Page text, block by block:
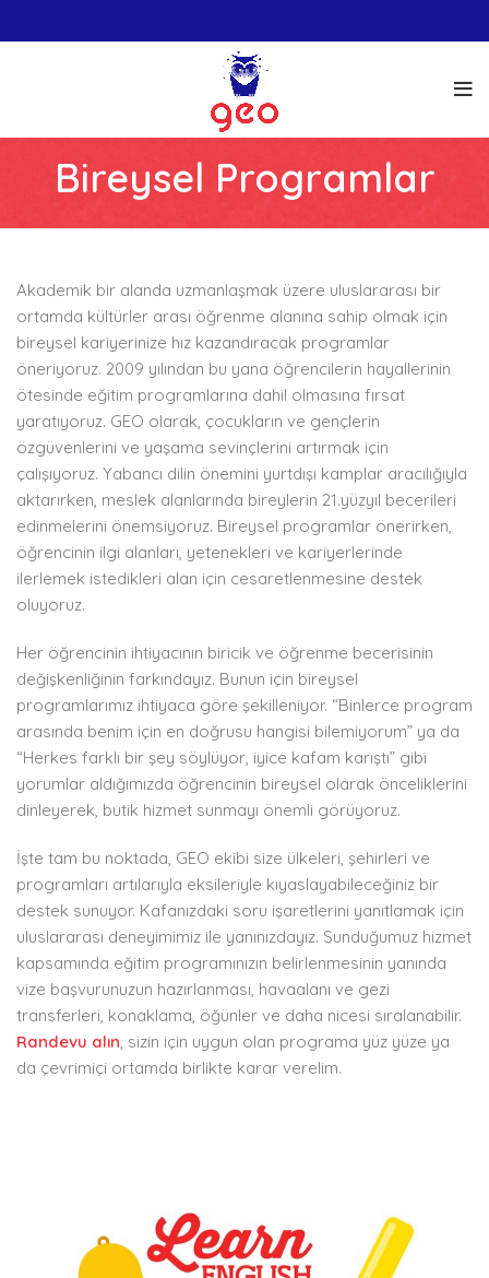
Bireysel Programlar
Akademik bir alanda uzmanlaşmak üzere uluslararası bir
ortamda kültürler arası öğrenme alanına sahip olmak için
bireysel kariyerinize hız kazandıracak programlar
öneriyoruz. 2009 yılından bu yana öğrencilerin hayallerinin
ötesinde eğitim programlarına dahil olmasına fırsat
yaratıyoruz. GEO olarak, çocukların ve gençlerin
özgüvenlerini ve yaşama sevinçlerini artırmak için
çalışıyoruz. Yabancı dilin önemini yurtdışı kamplar aracılığıyla
aktarırken, meslek alanlarında bireylerin 21.yüzyıl becerileri
edinmelerini önemsiyoruz. Bireysel programlar önerirken,
öğrencinin ilgi alanları, yetenekleri ve kariyerlerinde
ilerlemek istedikleri alan için cesaretlenmesine destek
oluyoruz.
Her öğrencinin ihtiyacının biricik ve öğrenme becerisinin
değişkenliğinin farkındayız. Bunun için bireysel
programlarımız ihtiyaca göre şekilleniyor. “Binlerce program
arasında benim için en doğrusu hangisi bilemiyorum” ya da
“Herkes farklı bir şey söylüyor, iyice kafam karıştı” gibi
yorumlar aldığımızda öğrencinin bireysel olarak önceliklerini
dinleyerek, butik hizmet sunmayı önemli görüyoruz.
İşte tam bu noktada, GEO ekibi size ülkeleri, şehirleri ve
programları artılarıyla eksileriyle kıyaslayabileceğiniz bir
destek sunuyor. Kafanızdaki soru işaretlerini yanıtlamak için
uluslararası deneyimimiz ile yanınızdayız. Sunduğumuz hizmet
kapsamında eğitim programınızın belirlenmesinin yanında
vize başvurunuzun hazırlanması, havaalanı ve gezi
transferleri, konaklama, öğünler ve daha nicesi sıralanabilir.
Randevu alın, sizin için uygun olan programa yüz yüze ya
da çevrimiçi ortamda birlikte karar verelim.